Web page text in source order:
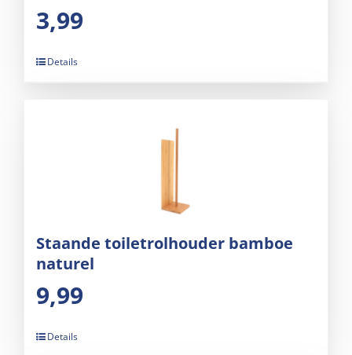
3,99
Details
Staande toiletrolhouder bamboe
naturel
9,99
Details